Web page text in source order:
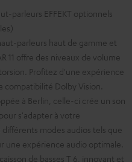
parleurs EFFEKT optionnels
parleurs haut de gamme et
11 offre des niveaux de volume
Profitez d'une expérience
compatibilité Dolby Vision.
à Berlin, celle-ci crée un son
s'adapter à votre
modes audios tels que
une expérience audio optimale.
de basses T 6, innovant et